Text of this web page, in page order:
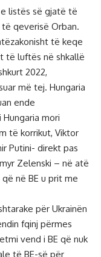
listës së gjatë të
qeverisë Orban.
të keqe
të luftës në shkallë
2022,
më tej. Hungaria
ende
mori
të korrikut, Viktor
Putini- direkt pas
Zelenski – në atë
në BE u prit me
për Ukrainën
fqinj përmes
vend i BE që nuk
të BE-së për